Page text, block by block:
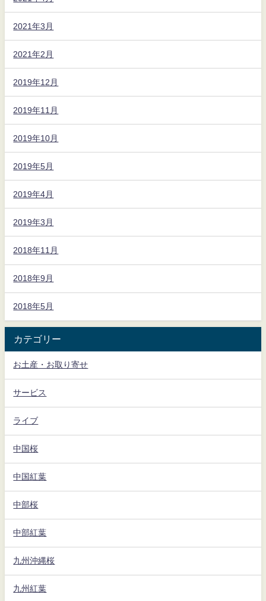
2021年3月
2021年2月
2019年12月
2019年11月
2019年10月
2019年5月
2019年4月
2019年3月
2018年11月
2018年9月
2018年5月
カテゴリー
お土産・お取り寄せ
サービス
ライブ
中国桜
中国紅葉
中部桜
中部紅葉
九州沖縄桜
九州紅葉